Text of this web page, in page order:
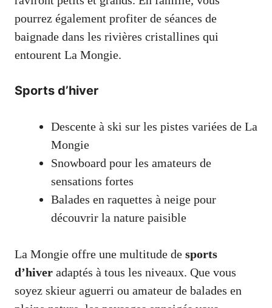
pourrez également profiter de séances de
baignade dans les rivières cristallines qui
entourent La Mongie.
Sports d’hiver
Descente à ski sur les pistes variées de La
Mongie
Snowboard pour les amateurs de
sensations fortes
Balades en raquettes à neige pour
découvrir la nature paisible
La Mongie offre une multitude de sports
d’hiver adaptés à tous les niveaux. Que vous
soyez skieur aguerri ou amateur de balades en